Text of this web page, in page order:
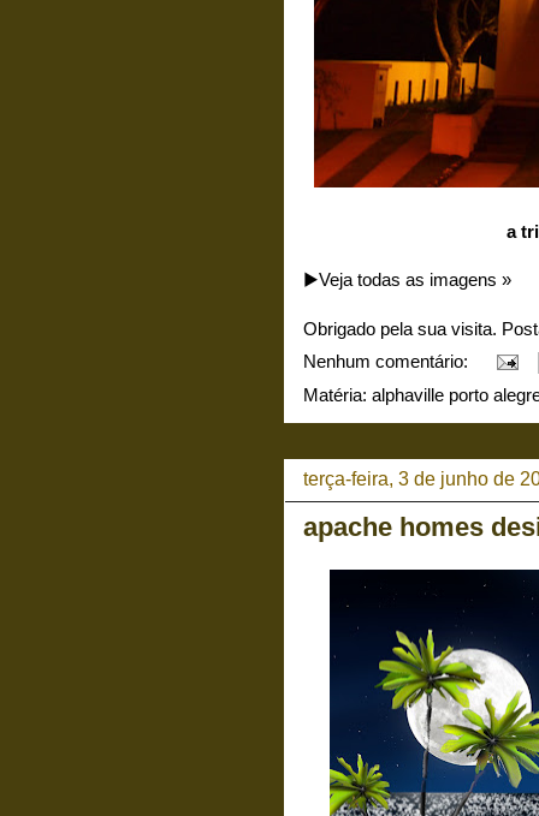
a
▶️Veja todas as imagens »
Obrigado pela sua visita.
Nenhum comentário:
Matéria: alphaville porto
terça-feira, 3 de junho de
apache homes